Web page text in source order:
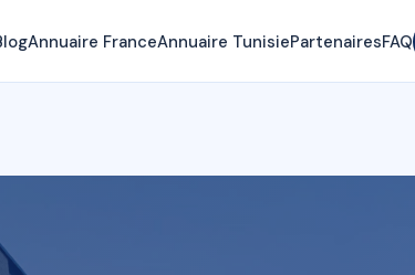
Annuaire FranceAnnuaire TunisiePartenairesFAQ